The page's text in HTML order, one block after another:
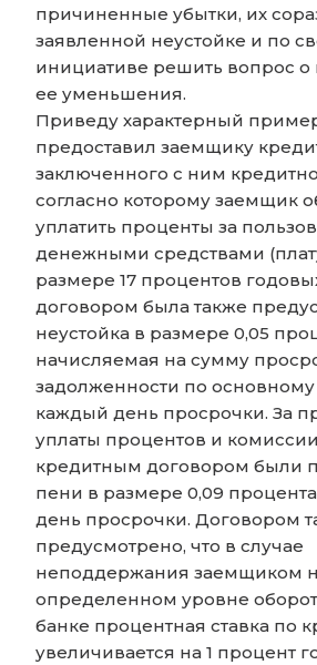
причиненные убытки, их
заявленной неустойке и по
инициативе решить вопрос о
ее уменьшения.
Приведу характерный
предоставил заемщику
заключенного с ним
согласно которому заемщик
уплатить проценты за
денежными средствами
размере 17 процентов
договором была также
неустойка в размере 0,05
начисляемая на сумму
задолженности по основному
каждый день просрочки. За
уплаты процентов и
кредитным договором были
пени в размере 0,09
день просрочки. Договором
предусмотрено, что в случае
неподдержания заемщиком
определенном уровне
банке процентная ставка по
увеличивается на 1 процент